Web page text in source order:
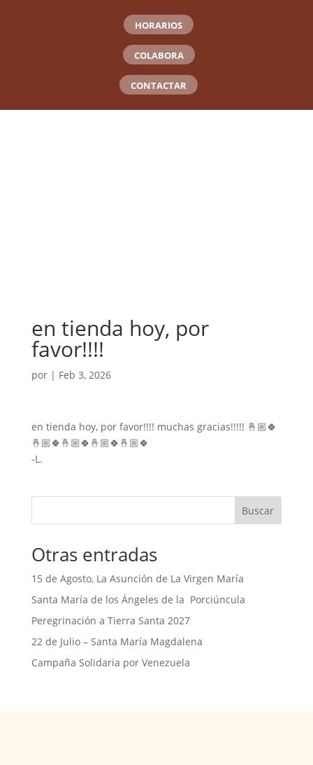
HORARIOS
COLABORA
CONTACTAR
en tienda hoy, por
favor!!!!
por | Feb 3, 2026
en tienda hoy, por favor!!!! muchas gracias!!!!! 🤞🏼🍀
🤞🏼🍀🤞🏼🍀🤞🏼🍀🤞🏼🍀
-L.
Buscar
Otras entradas
15 de Agosto, La Asunción de La Virgen María
Santa María de los Ángeles de la Porciúncula
Peregrinación a Tierra Santa 2027
22 de Julio – Santa María Magdalena
Campaña Solidaria por Venezuela